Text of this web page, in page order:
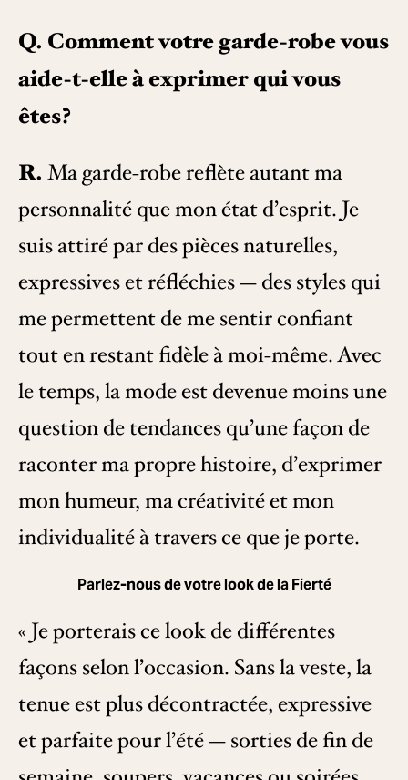
Q. Comment votre garde-robe vous
aide-t-elle à exprimer qui vous
êtes?
R. Ma garde-robe reflète autant ma
personnalité que mon état d’esprit. Je
suis attiré par des pièces naturelles,
expressives et réfléchies — des styles qui
me permettent de me sentir confiant
tout en restant fidèle à moi-même. Avec
le temps, la mode est devenue moins une
question de tendances qu’une façon de
raconter ma propre histoire, d’exprimer
mon humeur, ma créativité et mon
individualité à travers ce que je porte.
Parlez-nous de votre look de la Fierté
« Je porterais ce look de différentes
façons selon l’occasion. Sans la veste, la
tenue est plus décontractée, expressive
et parfaite pour l’été — sorties de fin de